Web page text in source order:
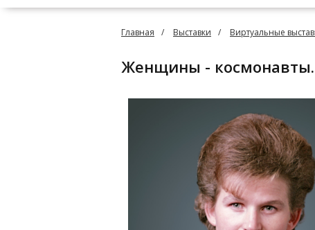
Главная Выставки Виртуальные
Женщины -